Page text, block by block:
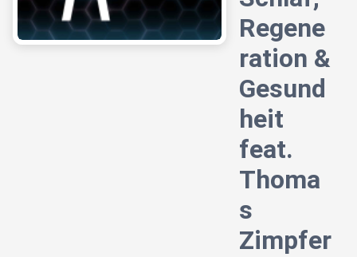
Regene
ration &
Gesund
heit
feat.
Thoma
s
Zimpfer